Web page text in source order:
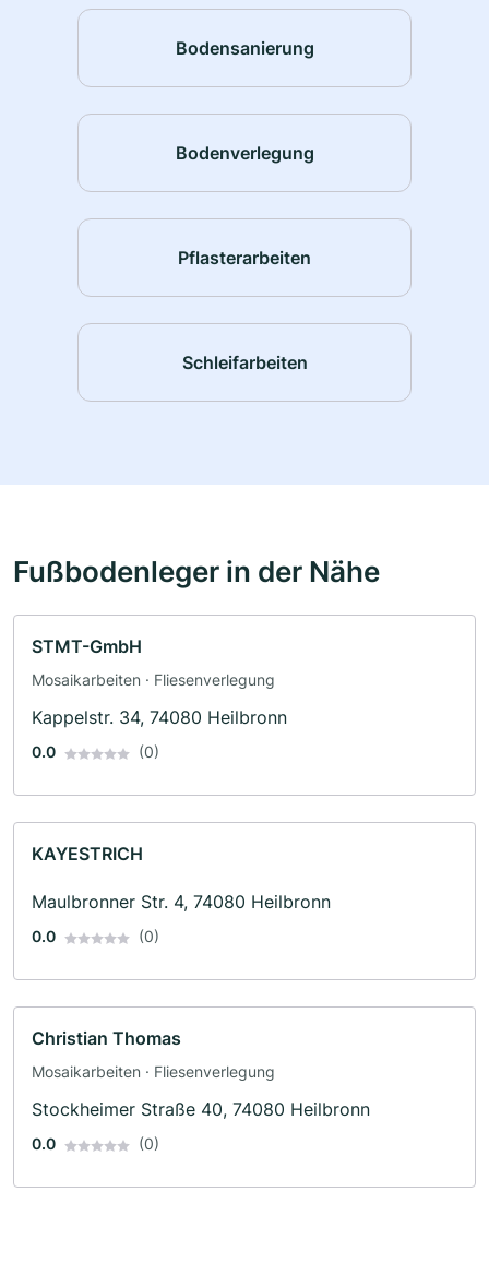
Bodensanierung
Bodenverlegung
Pflasterarbeiten
Schleifarbeiten
Fußbodenleger in der Nähe
STMT-GmbH
Mosaikarbeiten · Fliesenverlegung
Kappelstr. 34, 74080 Heilbronn
0.0 (0)
KAYESTRICH
Maulbronner Str. 4, 74080 Heilbronn
0.0 (0)
Christian Thomas
Mosaikarbeiten · Fliesenverlegung
Stockheimer Straße 40, 74080 Heilbronn
0.0 (0)